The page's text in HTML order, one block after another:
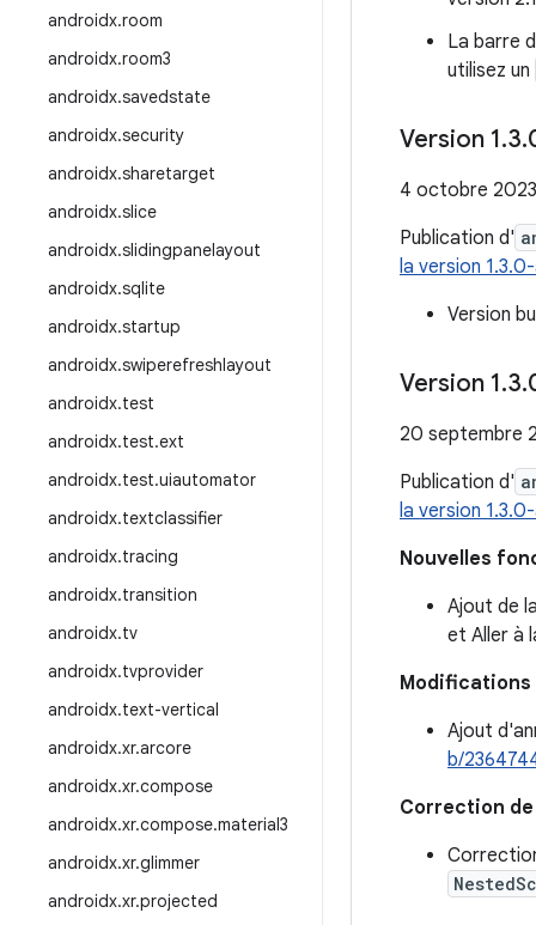
androidx.room
androidx.room3
androidx.savedstate
androidx.security
androidx.sharetarget
androidx.slice
androidx.slidingpanelayout
androidx.sqlite
androidx.startup
androidx.swiperefreshlayout
androidx.test
androidx.test.ext
androidx.test.uiautomator
androidx.textclassifier
androidx.tracing
androidx.transition
androidx.tv
androidx.tvprovider
androidx.text-vertical
androidx.xr.arcore
androidx.xr.compose
androidx.xr.compose.material3
androidx.xr.glimmer
androidx.xr.projected
La barre
utilisez un
Version 1.3.
4 octobre 2023
Publication d'
la version
Version
Version 1.3.
20 septembre
Publication d'
la version
Nouvelles
Ajout de
et Aller à
Modifications
Ajout
b/
Correction de